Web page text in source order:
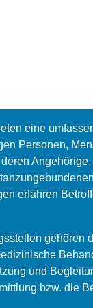
eine
Personen,
erfahren
gehören
und
bzw. die